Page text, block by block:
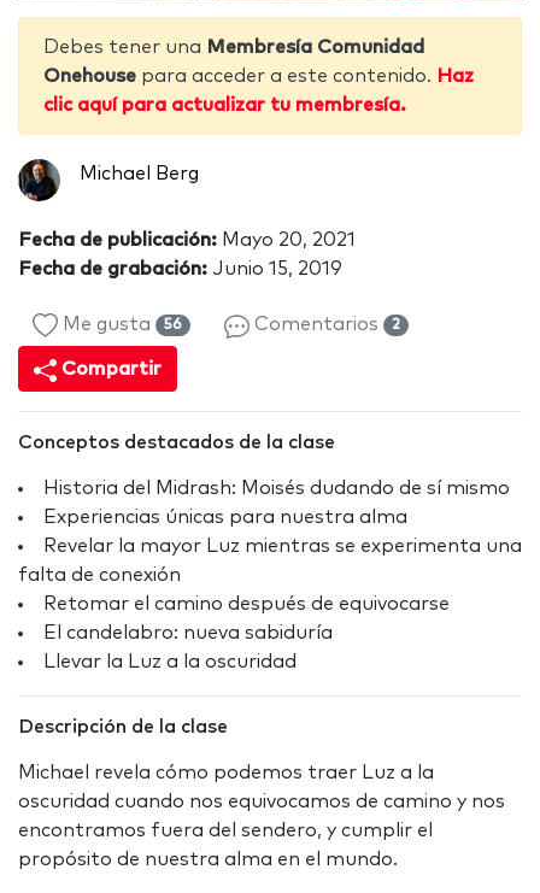
Debes tener una Membresía Comunidad
Onehouse para acceder a este contenido. Haz
clic aquí para actualizar tu membresía.
Michael Berg
Fecha de publicación: Mayo 20, 2021
Fecha de grabación: Junio 15, 2019
Me gusta 56 Comentarios 2
Compartir
Conceptos destacados de la clase
Historia del Midrash: Moisés dudando de sí mismo
Experiencias únicas para nuestra alma
Revelar la mayor Luz mientras se experimenta una
falta de conexión
Retomar el camino después de equivocarse
El candelabro: nueva sabiduría
Llevar la Luz a la oscuridad
Descripción de la clase
Michael revela cómo podemos traer Luz a la
oscuridad cuando nos equivocamos de camino y nos
encontramos fuera del sendero, y cumplir el
propósito de nuestra alma en el mundo.